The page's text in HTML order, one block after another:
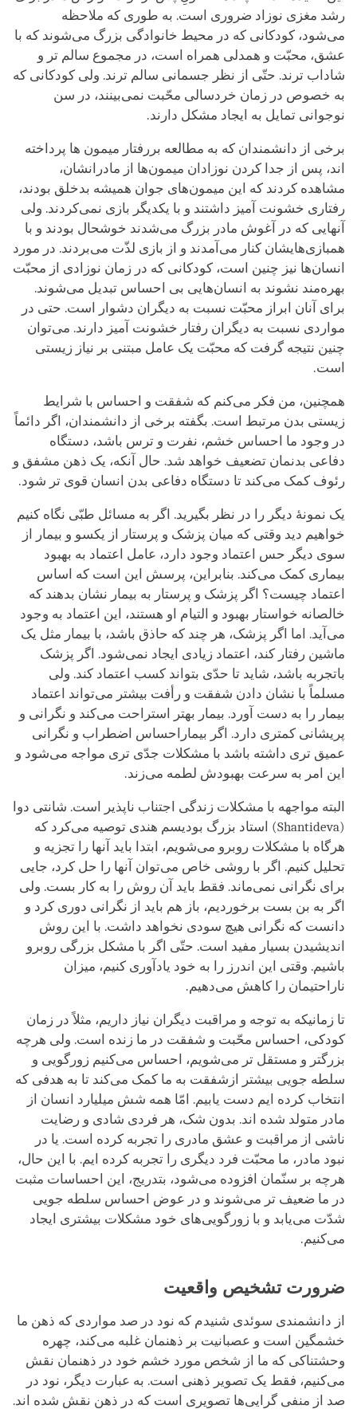
رشد مغزی نوزاد ضروری است. به طوری که ملاحظه
می‌شود، کودکانی که در محیط خانوادگی بزرگ می‌شوند که با
عشق، محبّت و همدلی همراه است، در مجموع سالم تر و
شاداب ترند. حتّی از نظر جسمانی سالم ترند. ولی کودکانی که
به خصوص در زمان خردسالی محّبت نمی‌بینند، در سن
نوجوانی تمایل به ایجاد مشکل دارند.
برخی از دانشمندان که به مطالعه بررفتار میمون ها پرداخته
اند، پس از جدا کردن نوزادان میمون‌ها از مادرانشان،
مشاهده کردند که این میمون‌های جوان همیشه بدخلق بودند،
رفتاری خشونت آمیز داشتند و با یکدیگر بازی نمی‌کردند. ولی
آنهایی که در آغوش مادر بزرگ می‌شدند خوشحال بودند و با
همبازی‌هایشان کنار می‌آمدند و از بازی لذّت می‌بردند. در مورد
انسان‌ها نیز چنین است، کودکانی که در زمان نوزادی از محبّت
بهره‌مند نشوند به انسان‌هایی بی احساس تبدیل می‌شوند.
برای آنان ابراز محبّت نسبت به دیگران دشوار است. حتی در
مواردی نسبت به دیگران رفتار خشونت آمیز دارند. می‌توان
چنین نتیجه گرفت که محبّت یک عامل مبتنی بر نیاز زیستی
است.
همچنین، من فکر می‌کنم که شفقت و احساس با شرایط
زیستی بدن مرتبط است. بگفته برخی از دانشمندان، اگر دائماً
در وجود ما احساس خشم، نفرت و ترس باشد، دستگاه
دفاعی بدنمان تضعیف خواهد شد. حال آنکه، یک ذهن مشفق و
رئوف کمک می‌کند تا دستگاه دفاعی بدن انسان قوی تر شود.
یک نمونۀ دیگر را در نظر بگیرید. اگر به مسائل طبّی نگاه کنیم
خواهیم دید وقتی که میان پزشک و پرستار از یکسو و بیمار از
سوی دیگر حس اعتماد وجود دارد، عامل اعتماد به بهبود
بیماری کمک می‌کند. بنابراین، پرسش این است که اساس
اعتماد چیست؟ اگر پزشک و پرستار به بیمار نشان بدهند که
خالصانه خواستار بهبود و التیام او هستند، این اعتماد به وجود
می‌آید. اما اگر پزشک، هر چند که حاذق باشد، با بیمار مثل یک
ماشین رفتار کند، اعتماد زیادی ایجاد نمی‌شود. اگر پزشک
باتجربه باشد، شاید تا حدّی بتواند کسب اعتماد کند. ولی
مسلماً با نشان دادن شفقت و رأفت بیشتر می‌تواند اعتماد
بیمار را به دست آورد. بیمار بهتر استراحت می‌کند و نگرانی و
پریشانی کمتری دارد. اگر بیماراحساس اضطراب و نگرانی
عمیق تری داشته باشد با مشکلات جدّی تری مواجه می‌شود و
این امر به سرعت بهبودش لطمه می‌زند.
البته مواجهه با مشکلات زندگی اجتناب ناپذیر است. شانتی دوا
(
Shantideva) استاد بزرگ بودیسم هندی توصیه می‌کرد که
هرگاه با مشکلات روبرو می‌شویم، ابتدا باید آنها را تجزیه و
تحلیل کنیم. اگر با روشی خاص می‌توان آنها را حل کرد، جایی
برای نگرانی نمی‌ماند. فقط باید آن روش را به کار بست. ولی
اگر به بن بست برخوردیم، باز هم باید از نگرانی دوری کرد و
دانست که نگرانی هیچ سودی نخواهد داشت. با این روش
اندیشیدن بسیار مفید است. حتّی اگر با مشکل بزرگی روبرو
باشیم. وقتی این اندرز را به خود یادآوری کنیم، میزان
ناراحتیمان را کاهش می‌دهیم.
تا زمانیکه به توجه و مراقبت دیگران نیاز داریم، مثلاً در زمان
کودکی، احساس محّبت و شفقت در ما زنده است. ولی هرچه
بزرگتر و مستقل تر می‌شویم، احساس می‌کنیم زورگویی و
سلطه جویی بیشتر ازشفقت به ما کمک می‌کند تا به هدفی که
انتخاب کرده ایم دست یابیم. امّا همه شش میلیارد انسان از
مادر متولد شده اند. بدون شک، هر فردی شادی و رضایت
ناشی از مراقبت و عشق مادری را تجربه کرده است. یا در
نبود مادر، ما محبّت فرد دیگری را تجربه کرده ایم. با این حال،
هرچه بر سنّمان افزوده می‌شود، بتدریج، این احساسات مثبت
در ما ضعیف تر می‌شوند و در عوض احساس سلطه جویی
شدّت می‌یابد و با زورگویی‌های خود مشکلات بیشتری ایجاد
می‌کنیم.
ضرورت تشخیص واقعیت
از دانشمندی سوئدی شنیدم که نود در صد مواردی که ذهن ما
خشمگین است و عصبانیت بر ذهنمان غلبه می‌کند، چهره
وحشتناکی که ما از شخص مورد خشم خود در ذهنمان نقش
می‌کنیم، فقط یک تصویر ذهنی است. به عبارت دیگر، نود در
صد از منفی گرایی‌ها تصویری است که در ذهن نقش شده اند.